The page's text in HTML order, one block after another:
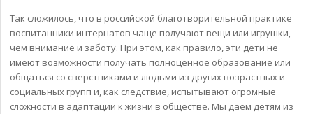
Так сложилось, что в российской благотворительной практике
воспитанники интернатов чаще получают вещи или игрушки,
чем внимание и заботу. При этом, как правило, эти дети не
имеют возможности получать полноценное образование или
общаться со сверстниками и людьми из других возрастных и
социальных групп и, как следствие, испытывают огромные
сложности в адаптации к жизни в обществе. Мы даем детям из